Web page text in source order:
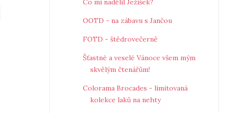
OOTD - na zábavu s Jančou
FOTD - štědrovečerně
Šťastné a veselé Vánoce všem mým
skvělým čtenářům!
Colorama Brocades - limitovaná
kolekce laků na nehty